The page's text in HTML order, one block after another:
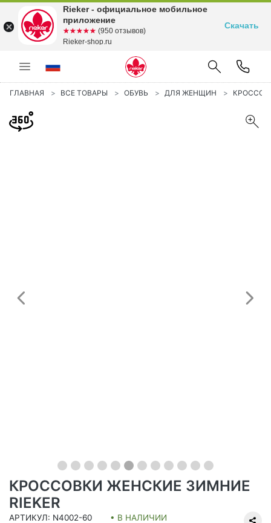
ГЛАВНАЯ ВСЕ ТОВАРЫ ОБУВЬ ДЛЯ ЖЕНЩИН
Предыдущий
КРОССОВКИ ЖЕНСКИЕ ЗИМНИЕ
RIEKER
АРТИКУЛ: N4002-60 • В НАЛИЧИИ
Rieker - официальное мобильное
приложение
☆☆☆☆☆
★★★★★ (950 отзывов)
Rieker-shop.ru
Скачать